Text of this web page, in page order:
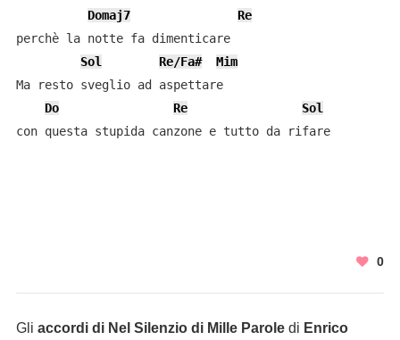
Domaj7
Re
perchè la notte fa dimenticare
Sol
Re/Fa#
Mim
Ma resto sveglio ad aspettare
Do
Re
Sol
con questa stupida canzone e tutto da rifare
0
Gli accordi di Nel Silenzio di Mille Paroledi Enrico